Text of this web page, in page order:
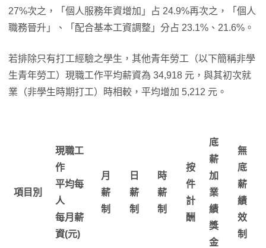
27%次之，「個人服務年資增加」占 24.9%再次之，「個人
職務晉升」、「配合基本工資調整」分占 23.1%、21.6%。
若排除只有打工經驗之學生，其他青年勞工（以下簡稱非學
生青年勞工）現職工作平均薪資為 34,918 元，與其初次就
業（非學生時期打工）時相較，平均增加 5,212 元。
項目別
現職工
作
平均每
人
每月薪
資(元)
月
薪
制
日
薪
制
時
薪
制
按
件
計
酬
底
薪
加
業
績
獎
金
無
底
薪
績
效
制